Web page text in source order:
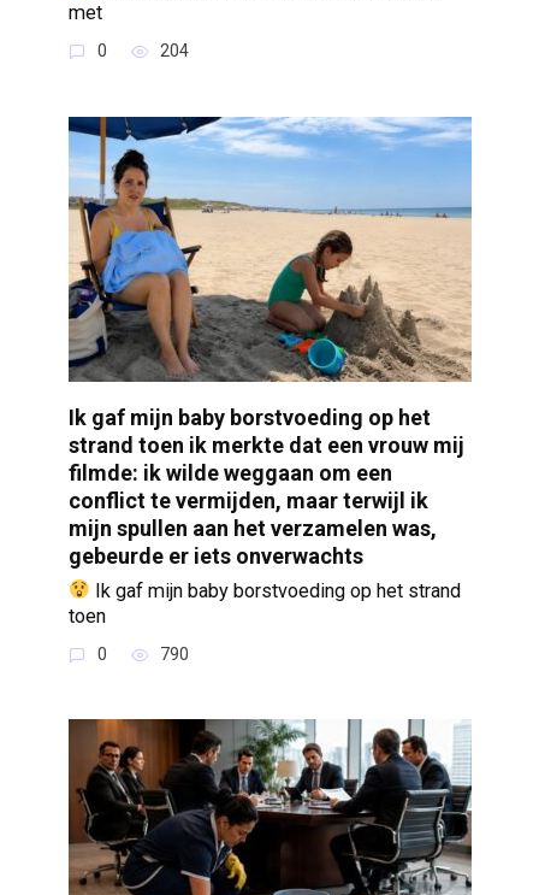
met
0 204
Ik gaf mijn baby borstvoeding op het
strand toen ik merkte dat een vrouw mij
filmde: ik wilde weggaan om een
conflict te vermijden, maar terwijl ik
mijn spullen aan het verzamelen was,
gebeurde er iets onverwachts
Ik gaf mijn baby borstvoeding op het strand
toen
0 790